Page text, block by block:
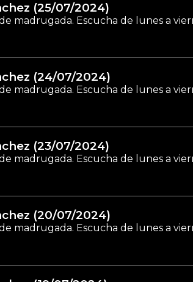
(25/07/2024)
madrugada. Escucha de lunes a
(24/07/2024)
madrugada. Escucha de lunes a
(23/07/2024)
madrugada. Escucha de lunes a
(20/07/2024)
madrugada. Escucha de lunes a